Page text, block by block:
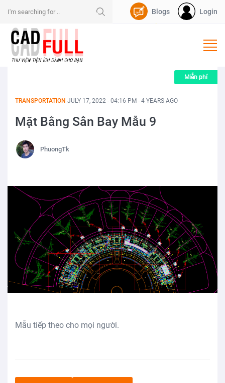
Login
Blogs
TRANSPORTATION JULY 17, 2022 - 04:16 PM - 4 YEARS AGO
Mặt Bằng Sân Bay Mẫu 9
PhuongTk
Miễn phí
Mẫu tiếp theo cho mọi người.